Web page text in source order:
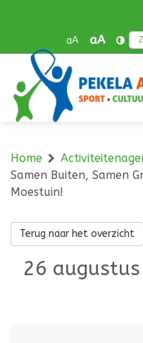
aA aA
Home
Samen Buiten, Samen
Moestuin!
Terug naar het overzicht
26